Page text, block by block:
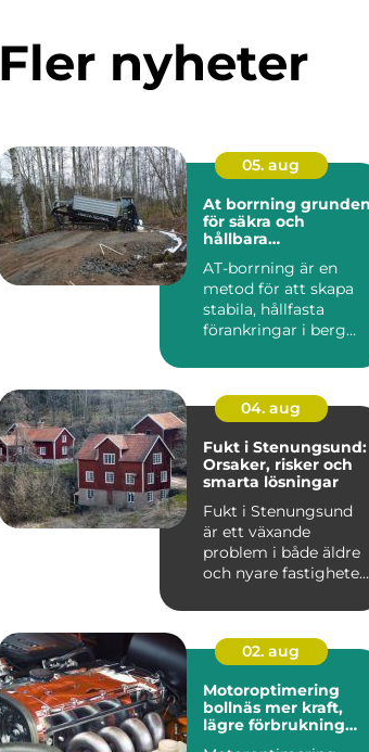
Fler nyheter
05. aug
At borrning grunden
för säkra och
hållbara
AT-borrning är en
metod för att skapa
stabila, hållfasta
förankringar i berg
anvä...
04. aug
Fukt i Stenungsund:
Orsaker, risker och
smarta lösningar
Fukt i Stenungsund
är ett växande
problem i både äldre
och nyare fastigheter,
02. aug
Motoroptimering
bollnäs mer kraft,
lägre förbrukning